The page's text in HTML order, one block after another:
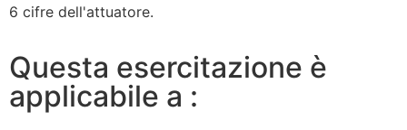
6 cifre dell'attuatore.
Questa esercitazione è
applicabile a :